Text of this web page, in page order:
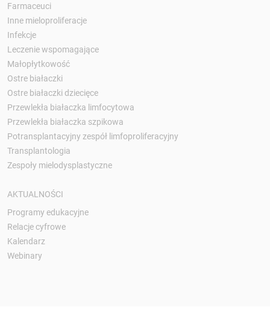
Farmaceuci
Inne mieloproliferacje
Infekcje
Leczenie wspomagające
Małopłytkowość
Ostre białaczki
Ostre białaczki dziecięce
Przewlekła białaczka limfocytowa
Przewlekła białaczka szpikowa
Potransplantacyjny zespół limfoproliferacyjny
Transplantologia
Zespoły mielodysplastyczne
AKTUALNOŚCI
Programy edukacyjne
Relacje cyfrowe
Kalendarz
Webinary